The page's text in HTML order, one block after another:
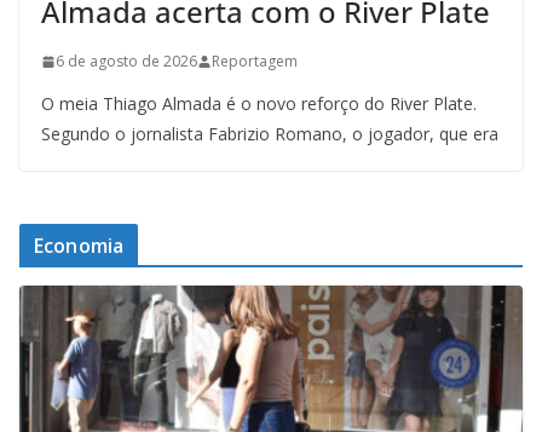
Almada acerta com o River Plate
6 de agosto de 2026 Reportagem
O meia Thiago Almada é o novo reforço do River Plate.
Segundo o jornalista Fabrizio Romano, o jogador, que era
Economia